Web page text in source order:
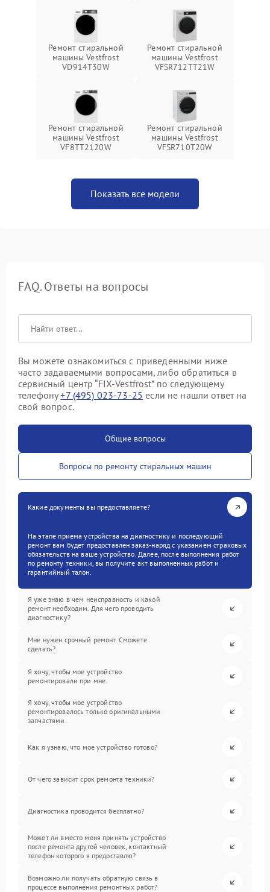
Ремонт стиральной
машины Vestfrost
VD914T30W
Ремонт стиральной
машины Vestfrost
VFSR712TT21W
Ремонт стиральной
машины Vestfrost
VF8TT2120W
Ремонт стиральной
машины Vestfrost
VFSR710T20W
Показать все модели
FAQ. Ответы на вопросы
Вы можете ознакомиться с приведенными ниже
часто задаваемыми вопросами, либо обратиться в
сервисный центр “FIX-Vestfrost” по следующему
телефону+7 (495) 023-73-25 если не нашли ответ на
свой вопрос.
Общие вопросы
Вопросы по ремонту стиральных машин
Какие документы вы предоставляете?
На этапе приема устройства на диагностику и последующий
ремонт вам будет предоставлен заказ-наряд с указанием страховых
обязательств на ваше устройство. Далее, после выполнения работ
по ремонту техники, вы получите акт выполненных работ и
гарантийный талон.
Я уже знаю в чем неисправность и какой
ремонт необходим. Для чего проводить
диагностику?
Мне нужен срочный ремонт. Сможете
сделать?
Я хочу, чтобы мое устройство
ремонтировали при мне.
Я хочу, чтобы мое устройство
ремонтировалось только оригинальными
запчастями.
Как я узнаю, что мое устройство готово?
От чего зависит срок ремонта техники?
Диагностика проводится бесплатно?
Может ли вместо меня принять устройство
после ремонта другой человек, контактный
телефон которого я предоставлю?
Возможно ли получать обратную связь в
процессе выполнения ремонтных работ?